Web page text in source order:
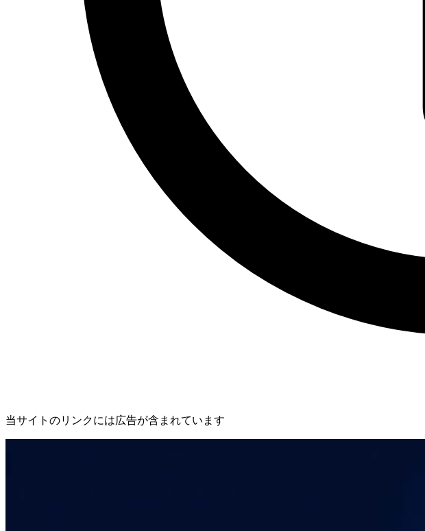
当サイトのリンクには広告が含まれています